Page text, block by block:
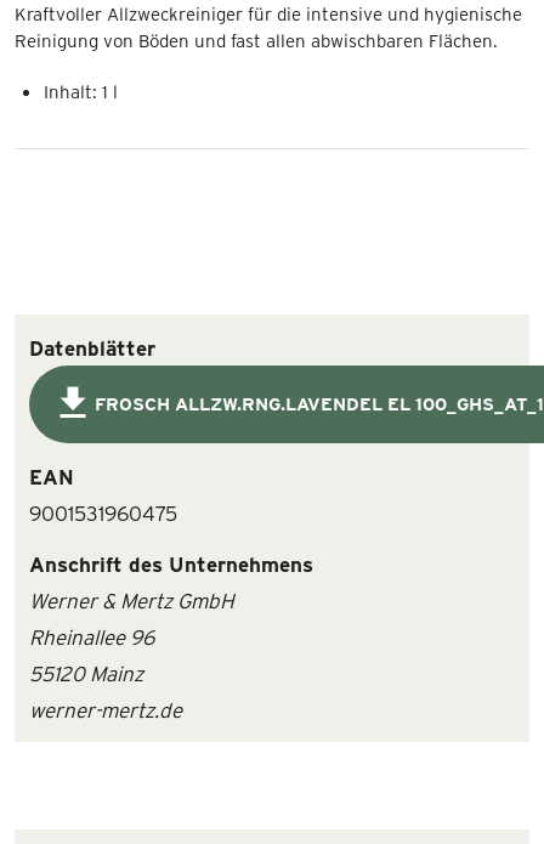
Kraftvoller Allzweckreiniger für die intensive und hygienische
Reinigung von Böden und fast allen abwischbaren Flächen.
Inhalt: 1 l
Datenblätter
FROSCH ALLZW.RNG.LAVENDEL EL
EAN
9001531960475
Anschrift des Unternehmens
Werner & Mertz GmbH
Rheinallee 96
55120 Mainz
werner-mertz.de